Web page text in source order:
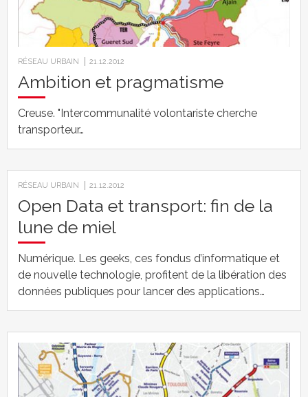
RÉSEAU URBAIN 21.12.2012
Ambition et pragmatisme
Creuse. "Intercommunalité volontariste cherche
transporteur…
RÉSEAU URBAIN 21.12.2012
Open Data et transport: fin de la
lune de miel
Numérique. Les geeks, ces fondus d’informatique et
de nouvelle technologie, profitent de la libération des
données publiques pour lancer des applications…